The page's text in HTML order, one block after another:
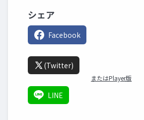
シェア
Facebook
(Twitter)
またはPlayer版
LINE